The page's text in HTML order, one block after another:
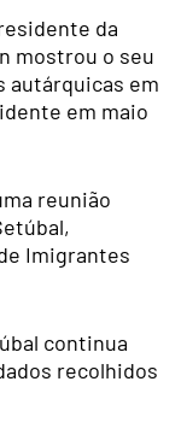
da
mostrou o seu
autárquicas em
em maio
reunião
Imigrantes
continua
recolhidos